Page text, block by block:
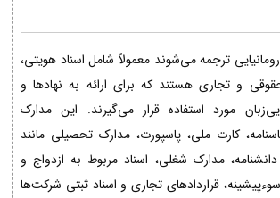
ترجمه می‌شوند معمولاً شامل اسناد هویتی،
و تجاری هستند که برای ارائه به نهادها و
مورد استفاده قرار می‌گیرند. این مدارک
کارت ملی، پاسپورت، مدارک تحصیلی مانند
دانشنامه، مدارک شغلی، اسناد مربوط به ازدواج و
قراردادهای تجاری و اسناد ثبتی شرکت‌ها